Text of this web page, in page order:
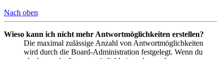
Nach oben
Wieso kann ich nicht mehr Antwortmöglichkeiten erstellen?
Die maximal zulässige Anzahl von Antwortmöglichkeiten
wird durch die Board-Administration festgelegt. Wenn du